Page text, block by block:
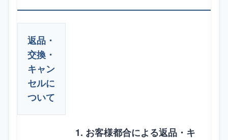
返品・
交換・
キャン
セルに
ついて
1. お客様都合による返品・キ